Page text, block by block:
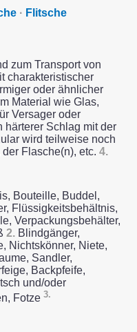
· Flitsche
zum Transport von
charakteristischer
oder ähnlicher
Material wie Glas,
Versager oder
härterer Schlag mit der
wird teilweise noch
Flasche(n), etc. 4.
Bouteille, Buddel,
Flüssigkeitsbehältnis,
Verpackungsbehälter,
2. Blindgänger,
Nichtskönner, Niete,
Sandler,
Backpfeife,
und/oder
Fotze 3.